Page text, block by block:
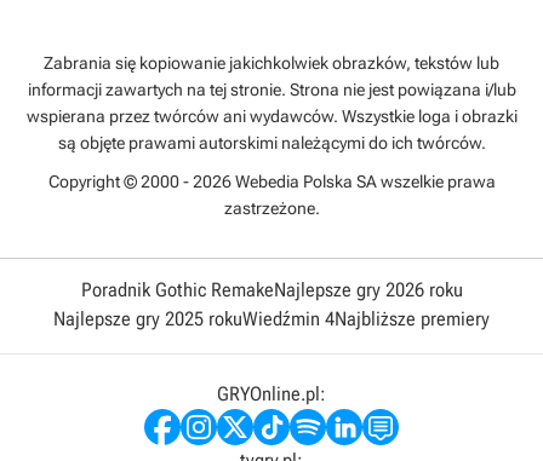
Zabrania się kopiowanie jakichkolwiek obrazków, tekstów lub
informacji zawartych na tej stronie. Strona nie jest powiązana i/lub
wspierana przez twórców ani wydawców. Wszystkie loga i obrazki
są objęte prawami autorskimi należącymi do ich twórców.
Copyright © 2000 - 2026 Webedia Polska SA wszelkie prawa
zastrzeżone.
Poradnik Gothic RemakeNajlepsze gry 2026 roku
Najlepsze gry 2025 rokuWiedźmin 4Najbliższe premiery
GRYOnline.pl: